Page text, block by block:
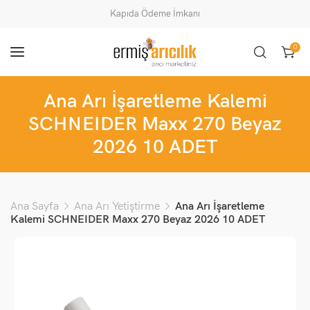
Kapıda Ödeme İmkanı
0
Ana Arı İşaretleme Kalemi
SCHNEIDER Maxx 270 Beyaz
2026 10 ADET
Ana Sayfa Ana Arı Yetiştirme
Ana Arı İşaretleme
Kalemi SCHNEIDER Maxx 270 Beyaz 2026 10 ADET